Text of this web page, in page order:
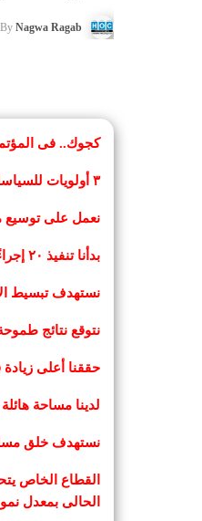
By Nagwa Ragab
كجوك.. فى
٣ أولويات للسياسات المالية.. لدفع النشاط الاقتصادي وخفض المديونية الحكومية
نعمل على توسيع
بدأنا تنفيذ ٢٠ إجراءً بالضرائب و٣٠ إجراءً آخر بالجمارك فى مسار محفز للاستثمار
نستهدف تبسيط
نتوقع نتائج
حققنا أعلى زيادة فى الإيرادات الضريبية
لدينا مساحة
نستهدف خلق
الحالى بمعدل نمو